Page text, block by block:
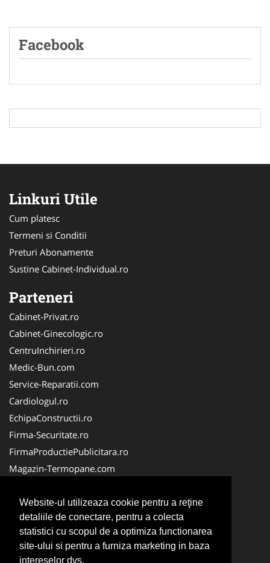
Website-ul utilizeaza cookie pentru a reţine
detaliile de conectare, pentru a colecta
statistici cu scopul de a optimiza functionarea
site-ului si pentru a furniza marketing in baza
intereselor dvs.
Facebook
Linkuri Utile
Cum platesc
Termeni si Conditii
Preturi Abonamente
Sustine Cabinet-Individual.ro
Parteneri
Cabinet-Privat.ro
Cabinet-Ginecologic.ro
CentruInchirieri.ro
Medic-Bun.com
Service-Reparatii.com
Cardiologul.ro
EchipaConstructii.ro
Firma-Securitate.ro
FirmaProductiePublicitara.ro
Magazin-Termopane.com
CramaVinuri.ro
FirmaTractariAuto.ro
InstalatiiSolare.com
Pescaresc.ro